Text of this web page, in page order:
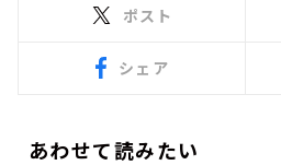
ポスト
シェア
あわせて読みたい